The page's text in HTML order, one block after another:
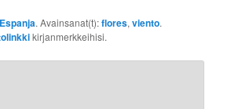
. Avainsanat(t):flores,viento.
kirjanmerkkeihisi.